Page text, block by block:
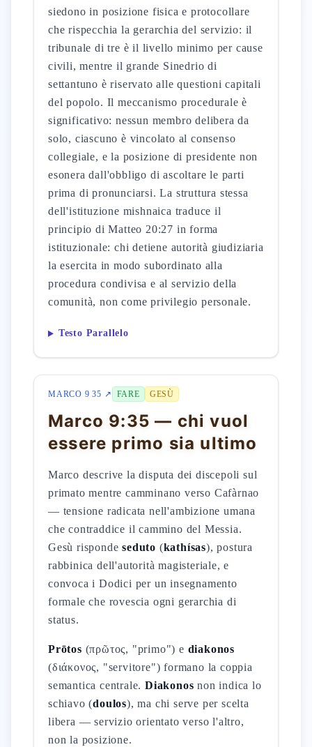
siedono in posizione fisica e protocollare
che rispecchia la gerarchia del servizio: il
tribunale di tre è il livello minimo per cause
civili, mentre il grande Sinedrio di
settantuno è riservato alle questioni capitali
del popolo. Il meccanismo procedurale è
significativo: nessun membro delibera da
solo, ciascuno è vincolato al consenso
collegiale, e la posizione di presidente non
esonera dall'obbligo di ascoltare le parti
prima di pronunciarsi. La struttura stessa
dell'istituzione mishnaica traduce il
principio di Matteo 20:27 in forma
istituzionale: chi detiene autorità giudiziaria
la esercita in modo subordinato alla
procedura condivisa e al servizio della
comunità, non come privilegio personale.
Testo Parallelo
MARCO 9 35 ↗ FARE GESÙ
Marco 9:35 — chi vuol
essere primo sia ultimo
Marco descrive la disputa dei discepoli sul
primato mentre camminano verso Cafàrnao
— tensione radicata nell'ambizione umana
che contraddice il cammino del Messia.
Gesù rispondeseduto (kathísas), postura
rabbinica dell'autorità magisteriale, e
convoca i Dodici per un insegnamento
formale che rovescia ogni gerarchia di
status.
Prōtos (πρῶτος, "primo") e diakonos
(διάκονος, "servitore") formano la coppia
semantica centrale.Diakonos non indica lo
schiavo (doulos), ma chi serve per scelta
libera — servizio orientato verso l'altro,
non la posizione.